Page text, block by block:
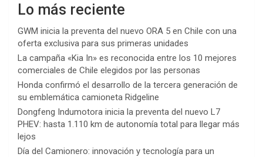
Lo más reciente
GWM inicia la preventa del nuevo ORA 5 en Chile con una
oferta exclusiva para sus primeras unidades
La campaña «Kia In» es reconocida entre los 10 mejores
comerciales de Chile elegidos por las personas
Honda confirmó el desarrollo de la tercera generación de
su emblemática camioneta Ridgeline
Dongfeng Indumotora inicia la preventa del nuevo L7
PHEV: hasta 1.110 km de autonomía total para llegar más
lejos
Día del Camionero: innovación y tecnología para un